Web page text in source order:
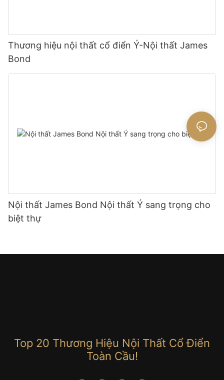
Thương hiệu nội thất cổ điển Ý-Nội thất James
Bond
Nội thất James Bond Nội thất Ý sang trọng cho
biệt thự
Top 20 Thương Hiệu Nội Thất Cổ Điển
Toàn Cầu!